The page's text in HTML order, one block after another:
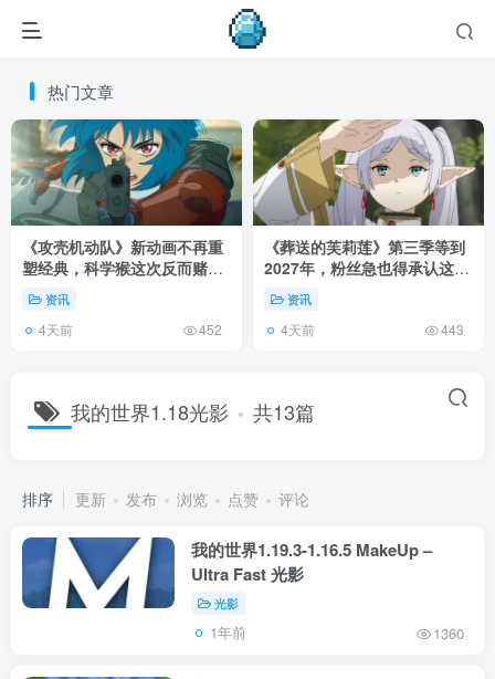
热门文章
《攻壳机动队》新动画不再重
塑经典，科学猴这次反而赌对
了！资讯
4天前 452
《葬送的芙莉莲》第三季等到
2027年，粉丝急也得承认这次
慢得有道理！
资讯
4天前 443
我的世界1.18光影 共13篇
排序 更新 发布 浏览 点赞 评论
我的世界1.19.3-1.16.5 MakeUp –
Ultra Fast 光影
光影
1年前 1360